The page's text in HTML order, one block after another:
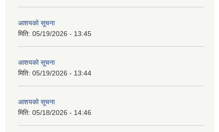
आशयको सूचना
मिति: 05/19/2026 - 13:45
आशयको सूचना
मिति: 05/19/2026 - 13:44
आशयको सूचना
मिति: 05/18/2026 - 14:46